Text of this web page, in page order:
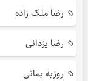
رضا ملک زاده
رضا یزدانی
روزبه بمانی